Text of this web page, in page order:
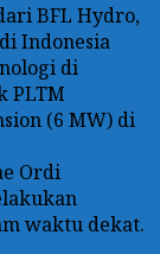
BFL Hydro,
Indonesia
di
PLTM
(6 MW) di
Ordi
waktu dekat.